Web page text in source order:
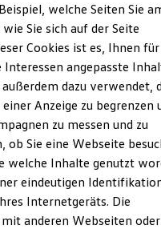
Geschlossen
Geschlossen
welche Seiten Sie
Sie sich auf der Seite
Cookies ist es, Ihnen für
angepasste
dazu verwendet,
Anzeige zu begrenzen
zu messen und zu
ob Sie eine Webseite
welche Inhalte genutzt
eindeutigen
Internetgeräts. Die
anderen Webseiten oder